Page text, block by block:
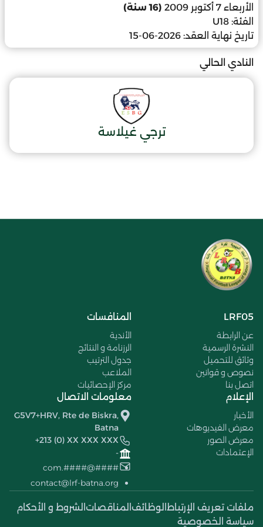
الأربعاء 7 أكتوبر 2009
(16 سنة)
الفئة: U18
تاريخ نهاية العقد: 2026-06-15
النادي الحالي
ترجي غيلاسة
LRF05
عن الرابطة
النشرة الرسمية
وثائق للتحميل
نصوص و قوانين
اتصل بنا
المنافسات
الأندية
الرزنامة و النتائج
جدول الترتيب
الملاعب
مركز الإحصائيات
الإعلام
الأخبار
معرض الفيديوهات
معرض الصور
الإعتمادات
معلومات الاتصال
G5V7+HRV, Rte de Biskra,
Batna
+213 (0) XX XXX XXX
-
####@####.com
contact@lrf-batna.org
ملفات تعريف الإرتباط الوظائف المناقصات الشروط و الأحكام
سياسة الخصوصية